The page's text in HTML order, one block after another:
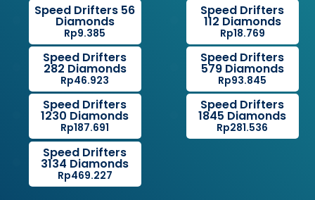
Speed Drifters 56
Diamonds
Rp9.385
Speed Drifters
112 Diamonds
Rp18.769
Speed Drifters
282 Diamonds
Rp46.923
Speed Drifters
579 Diamonds
Rp93.845
Speed Drifters
1230 Diamonds
Rp187.691
Speed Drifters
1845 Diamonds
Rp281.536
Speed Drifters
3134 Diamonds
Rp469.227